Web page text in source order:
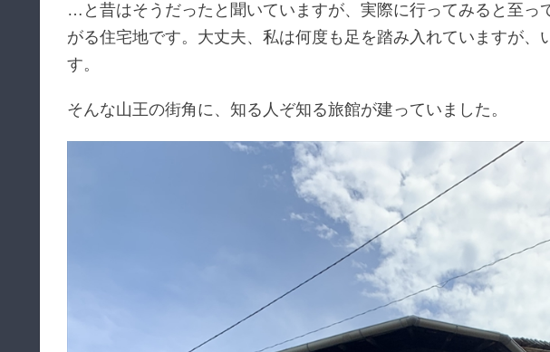
…と昔はそうだったと聞いていますが、実際に行ってみると至っ
がる住宅地です。大丈夫、私は何度も足を踏み入れていますが、
す。
そんな山王の街角に、知る人ぞ知る旅館が建っていました。